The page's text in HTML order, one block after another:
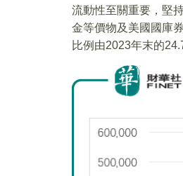
流動性至關重要，堅
金等價物及美國國庫
比例由2023年末的